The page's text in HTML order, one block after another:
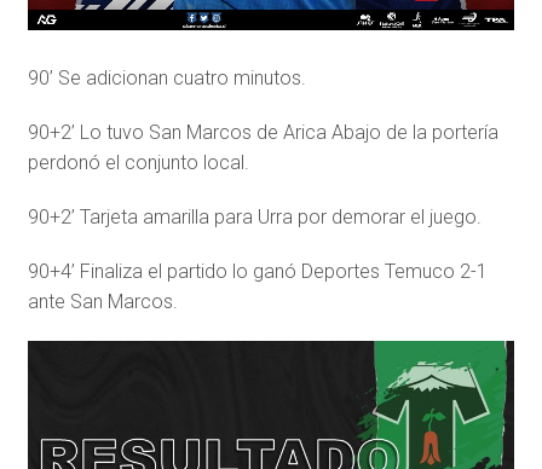
90’ Se adicionan cuatro minutos.
90+2’ Lo tuvo San Marcos de Arica Abajo de la portería
perdonó el conjunto local.
90+2’ Tarjeta amarilla para Urra por demorar el juego.
90+4’ Finaliza el partido lo ganó Deportes Temuco 2-1
ante San Marcos.